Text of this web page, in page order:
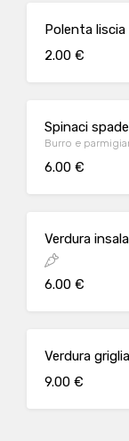
Polenta liscia
2.00 €
Spinaci
Burro e
6.00 €
Verdura
6.00 €
Verdura
9.00 €